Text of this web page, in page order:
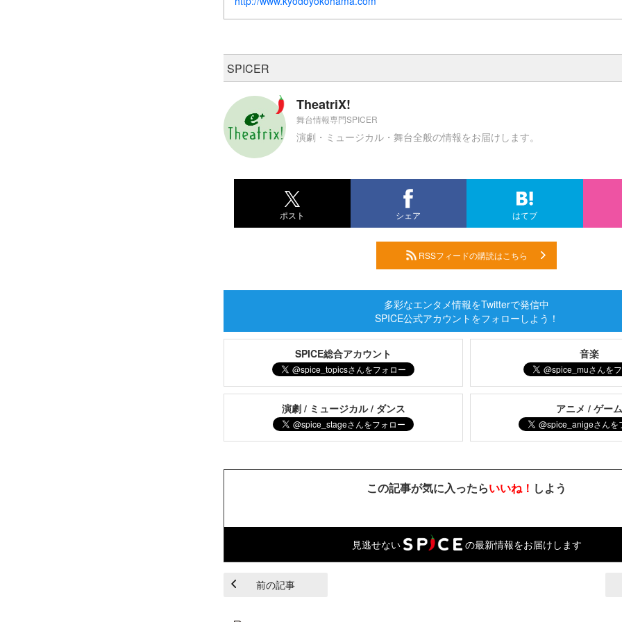
SPICER
TheatriX!
舞台情報専門SPICER
演劇・ミュージカル・舞台全般の情報をお届けします。
ポスト シェア はてブ
RSSフィードの購読はこちら
多彩なエンタメ情報をTwitterで発信中
SPICE公式アカウントをフォローしよう！
SPICE総合アカウント 音楽
演劇 / ミュージカル / ダンス アニメ / ゲー
この記事が気に入ったらいいね！ しよう
見逃せない の最新情報をお届けします
前の記事